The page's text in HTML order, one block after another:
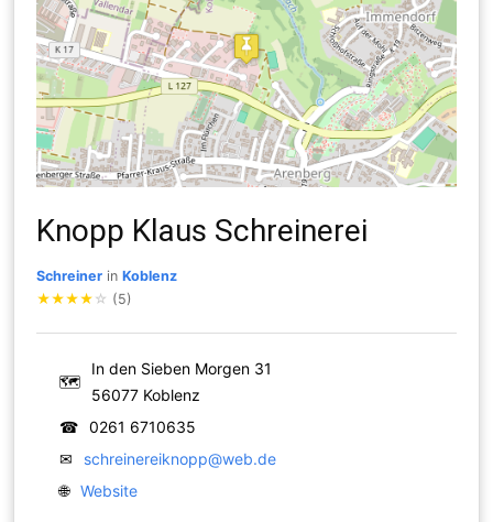
Knopp Klaus Schreinerei
Schreiner inKoblenz
★★★★ ☆ (5)
🗺
In den Sieben Morgen 31
56077 Koblenz
☎
0261 6710635
✉
schreinereiknopp@web.de
🌐 Website